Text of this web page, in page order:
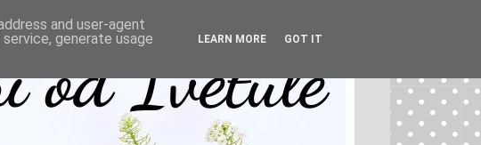
and user-agent
generate usage
LEARN MORE GOT IT